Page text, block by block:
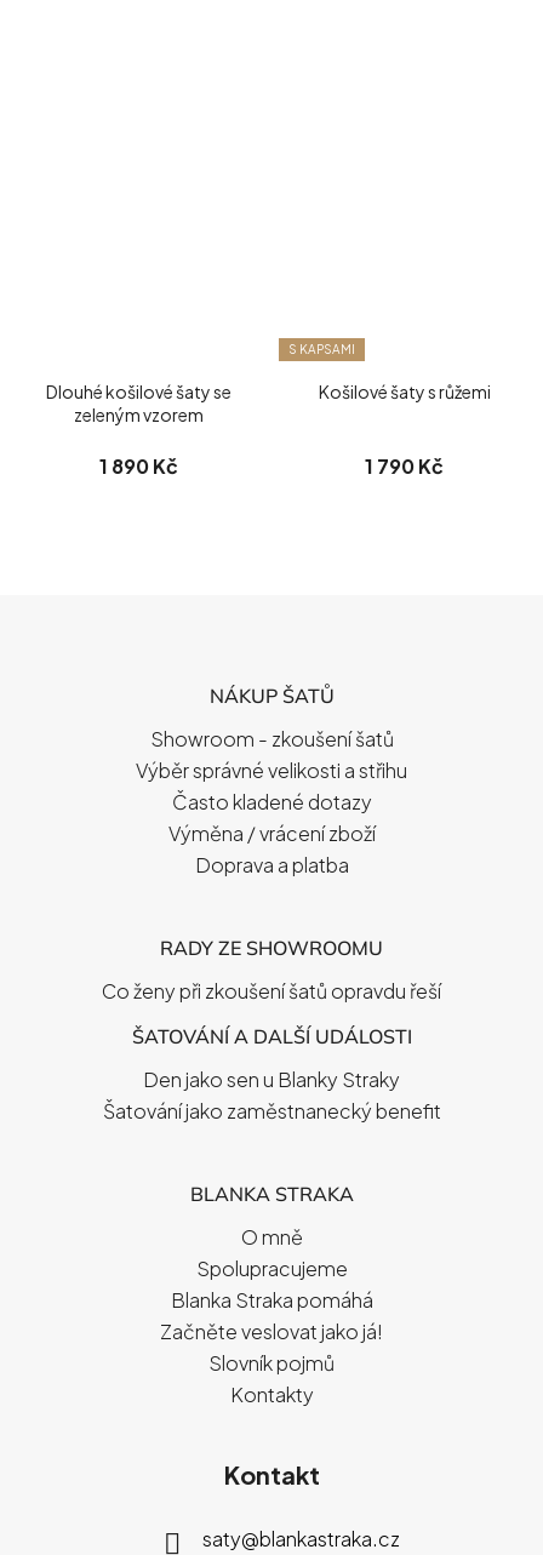
Dlouhé košilové šaty se
zeleným vzorem
1 890 Kč
S KAPSAMI
Košilové šaty s růžemi
1 790 Kč
NÁKUP ŠATŮ
Showroom - zkoušení šatů
Výběr správné velikosti a střihu
Často kladené dotazy
Výměna / vrácení zboží
Doprava a platba
RADY ZE SHOWROOMU
Co ženy při zkoušení šatů opravdu řeší
ŠATOVÁNÍ A DALŠÍ UDÁLOSTI
Den jako sen u Blanky Straky
Šatování jako zaměstnanecký benefit
BLANKA STRAKA
O mně
Spolupracujeme
Blanka Straka pomáhá
Začněte veslovat jako já!
Slovník pojmů
Kontakty
Kontakt
saty@blankastraka.cz